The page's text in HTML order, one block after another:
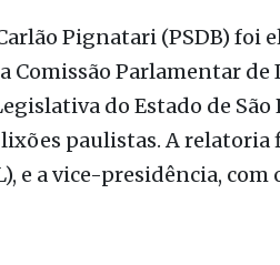
do Estado de
paulistas. A relatoria
e a vice-presidência, com
Barros Munhoz (PSDB) no